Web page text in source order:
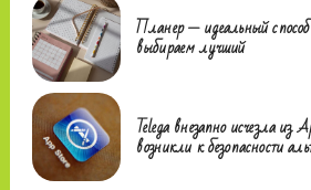
Планер — идеальный способ
выбираем лучший
Telega внезапно исчезла из
возникли к безопасности